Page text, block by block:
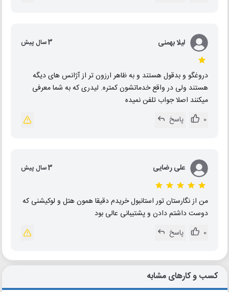
لیلا بهمنی 3 سال پیش
دروغگو و بدقول هستند و به ظاهر ارزون تر از آژانس های دیگه
هستند ولی در واقع خدماتشون کمتره. لیدری که به شما معرفی
میکنند اصلا جواب تلفن نمیده
0
پاسخ
علی رضایی 3 سال پیش
من از نگارستان تور استانبول خریدم دقیقا همون هتل و لوکیشنی که
دوست داشتم دادن و پشتیبانی عالی بود
0
پاسخ
کسب و کارهای مشابه